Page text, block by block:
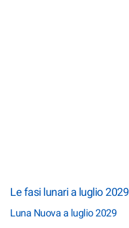
Le fasi lunari a luglio 2029
Luna Nuova a luglio 2029